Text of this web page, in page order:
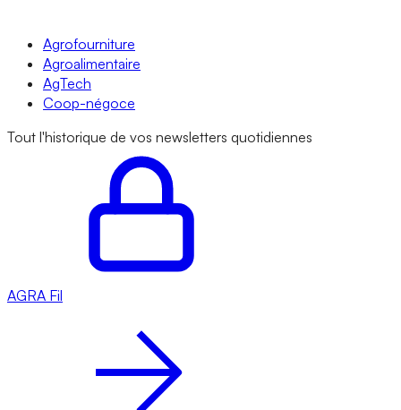
Agrofourniture
Agroalimentaire
AgTech
Coop-négoce
Tout l'historique de vos newsletters quotidiennes
AGRA Fil